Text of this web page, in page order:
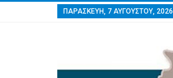
ΠΑΡΑΣΚΕΥΉ, 7 ΑΥΓΟΎΣΤΟΥ, 2026